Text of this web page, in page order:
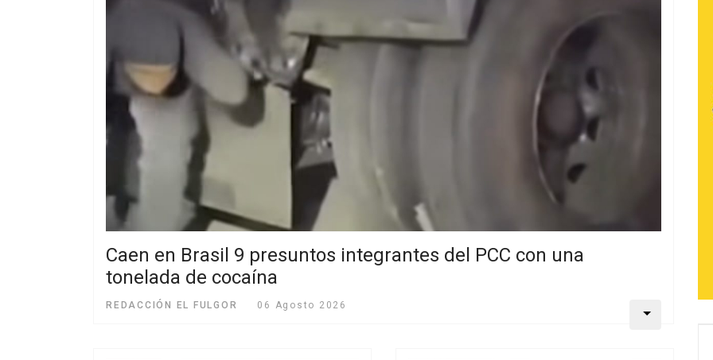
Caen en Brasil 9 presuntos integrantes del PCC con una
tonelada de cocaína
REDACCIÓN EL FULGOR 06 Agosto 2026